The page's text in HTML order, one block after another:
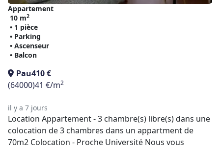
Appartement
10 m2
• 1 pièce
• Parking
• Ascenseur
• Balcon
Pau410 €
(64000)41 €/m2
il y a 7 jours
Location Appartement - 3 chambre(s) libre(s) dans une
colocation de 3 chambres dans un appartment de
70m2 Colocation - Proche Université Nous vous